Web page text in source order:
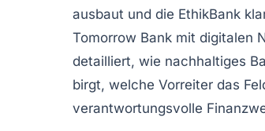
ausbaut und die EthikBank
Tomorrow Bank mit digitalen
detailliert, wie nachhaltiges
birgt, welche Vorreiter das
verantwortungsvolle